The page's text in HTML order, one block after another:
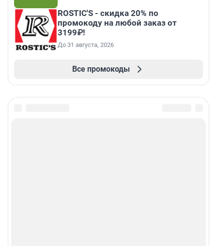
ROSTIC'S - скидка 20% по
промокоду на любой заказ от
3199₽!
До 31 августа, 2026
Все промокоды